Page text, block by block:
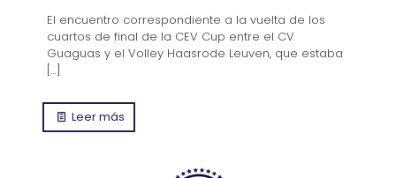
El encuentro correspondiente a la vuelta de los
cuartos de final de la CEV Cup entre el CV
Guaguas y el Volley Haasrode Leuven, que estaba
[…]
Leer más